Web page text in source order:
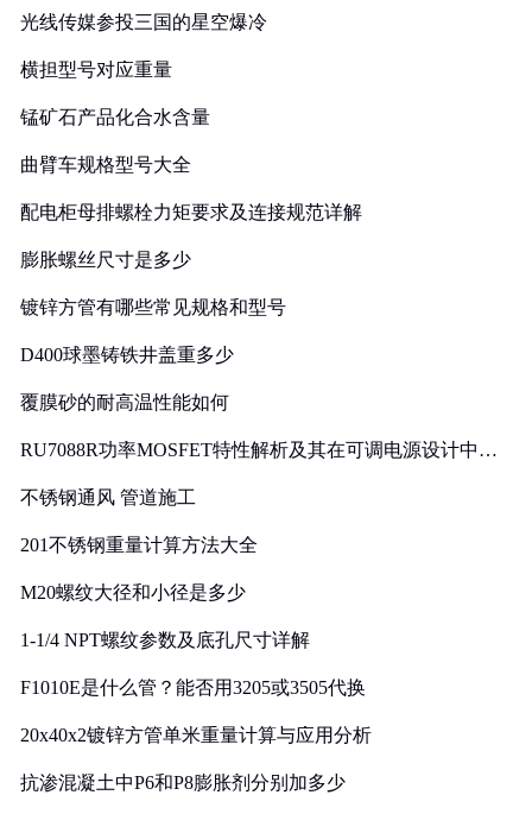
光线传媒参投三国的星空爆冷
横担型号对应重量
锰矿石产品化合水含量
曲臂车规格型号大全
配电柜母排螺栓力矩要求及连接规范详解
膨胀螺丝尺寸是多少
镀锌方管有哪些常见规格和型号
D400球墨铸铁井盖重多少
覆膜砂的耐高温性能如何
RU7088R功率MOSFET特性解析及其在可调电源设计中的
不锈钢通风 管道施工
201不锈钢重量计算方法大全
M20螺纹大径和小径是多少
1-1/4 NPT螺纹参数及底孔尺寸详解
F1010E是什么管？能否用3205或3505代换
20x40x2镀锌方管单米重量计算与应用分析
抗渗混凝土中P6和P8膨胀剂分别加多少